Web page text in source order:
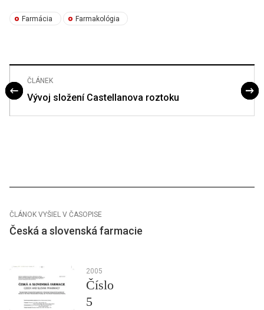
Farmácia Farmakológia
ČLÁNEK
Vývoj složení Castellanova roztoku
ČLÁNOK VYŠIEL V ČASOPISE
Česká a slovenská farmacie
2005
Číslo
5